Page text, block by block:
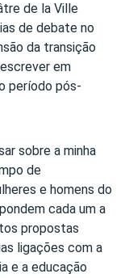
de la Ville
de debate no
da transição
em
período pós-
sobre a minha
de
e homens do
cada um a
propostas
ligações com a
e a educação